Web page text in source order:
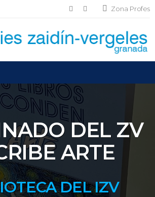
Zona Profes
menu
DEL ZV
ARTE
DEL IZV